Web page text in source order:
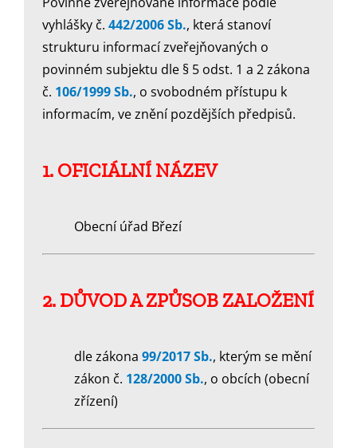
vyhlášky č. 442/2006 Sb., která stanoví
strukturu informací zveřejňovaných o
povinném subjektu dle § 5 odst. 1 a 2 zákona
č. 106/1999 Sb., o svobodném přístupu k
informacím, ve znění pozdějších předpisů.
1. OFICIÁLNÍ NÁZEV
Obecní úřad Březí
2. DŮVOD A ZPŮSOB ZALOŽENÍ
dle zákona 99/2017 Sb., kterým se mění
zákon č. 128/2000 Sb., o obcích (obecní
zřízení)